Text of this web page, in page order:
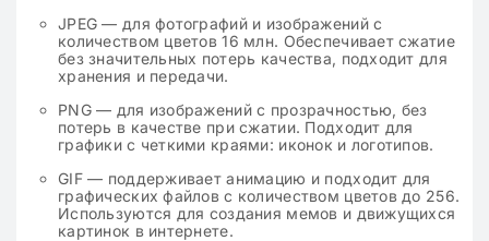
JPEG — для фотографий и изображений с
количеством цветов 16 млн. Обеспечивает сжатие
без значительных потерь качества, подходит для
хранения и передачи.
PNG — для изображений с прозрачностью, без
потерь в качестве при сжатии. Подходит для
графики с четкими краями: иконок и логотипов.
GIF — поддерживает анимацию и подходит для
графических файлов с количеством цветов до 256.
Используются для создания мемов и движущихся
картинок в интернете.